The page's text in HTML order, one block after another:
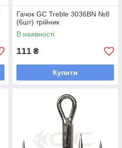
Гачок GC Treble 3036BN №8
(6шт) трійник
В наявності
111 ₴
Купити